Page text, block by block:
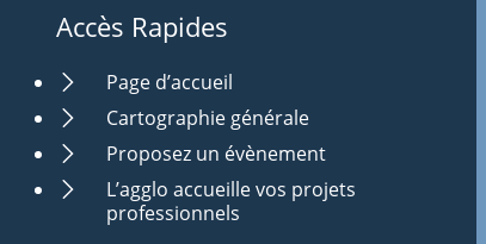
Accès Rapides
Page d’accueil
Cartographie générale
Proposez un évènement
L’agglo accueille vos projets
professionnels